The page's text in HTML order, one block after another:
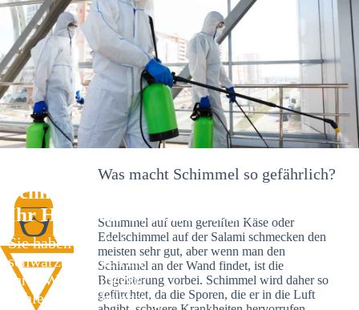
Schimmelexperte in Hoheneck –
Ihr Helfer an Ort und Stelle
Sie haben kürzlich
schwarze Flecken an
Ihrer Wand entdeckt?
Schlechte Nachrichten:
Was macht Schimmel so gefährlich?
Schimmel auf dem gereiften Käse oder
Edelschimmel auf der Salami schmecken den
meisten sehr gut, aber wenn man den
Schimmel an der Wand findet, ist die
Begeisterung vorbei. Schimmel wird daher so
gefürchtet, da die Sporen, die er in die Luft